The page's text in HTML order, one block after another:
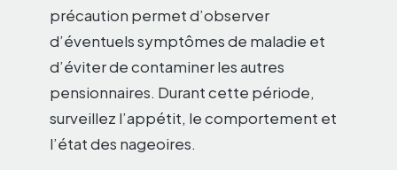
précaution permet d’observer
d’éventuels symptômes de maladie et
d’éviter de contaminer les autres
pensionnaires. Durant cette période,
surveillez l’appétit, le comportement et
l’état des nageoires.